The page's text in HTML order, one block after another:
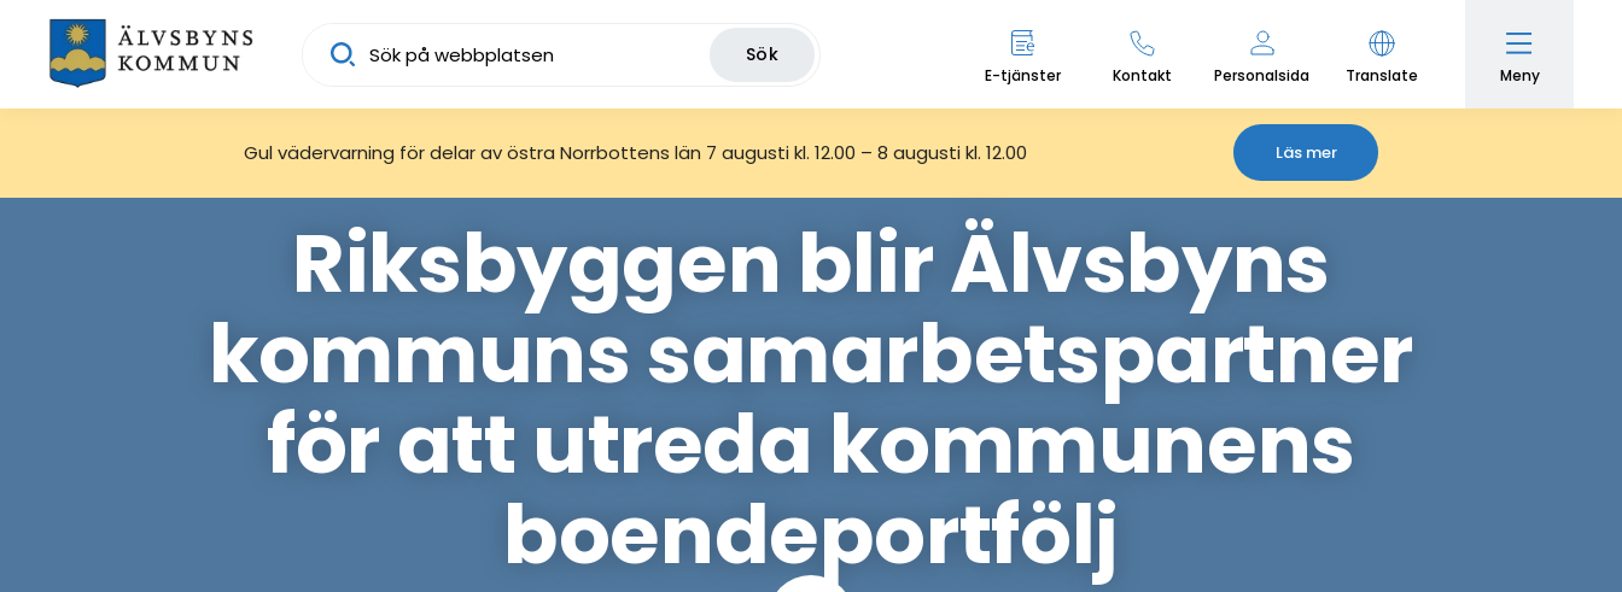
Sök
E-tjänster Kontakt Personalsida Translate Meny
Gul vädervarning för delar av östra Norrbottens län 7 augusti kl. 12.00 – 8 augusti kl. 12.00 Läs mer
Riksbyggen blir Älvsbyns
kommuns samarbetspartner
för att utreda kommunens
boendeportfölj